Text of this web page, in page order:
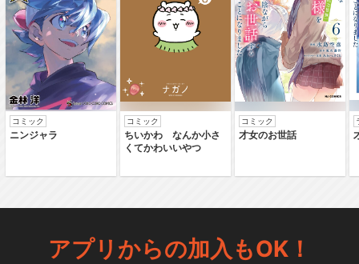
コミック
ニンジャラ
コミック
ちいかわ なんか小さ
くてかわいいやつ
コミック
才女のお世話
アプリからの加入もOK！